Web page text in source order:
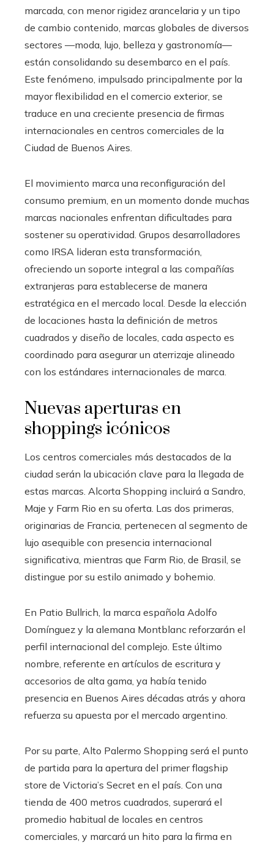
marcada, con menor rigidez arancelaria y un tipo
de cambio contenido, marcas globales de diversos
sectores —moda, lujo, belleza y gastronomía—
están consolidando su desembarco en el país.
Este fenómeno, impulsado principalmente por la
mayor flexibilidad en el comercio exterior, se
traduce en una creciente presencia de firmas
internacionales en centros comerciales de la
Ciudad de Buenos Aires.
El movimiento marca una reconfiguración del
consumo premium, en un momento donde muchas
marcas nacionales enfrentan dificultades para
sostener su operatividad. Grupos desarrolladores
como IRSA lideran esta transformación,
ofreciendo un soporte integral a las compañías
extranjeras para establecerse de manera
estratégica en el mercado local. Desde la elección
de locaciones hasta la definición de metros
cuadrados y diseño de locales, cada aspecto es
coordinado para asegurar un aterrizaje alineado
con los estándares internacionales de marca.
Nuevas aperturas en
shoppings icónicos
Los centros comerciales más destacados de la
ciudad serán la ubicación clave para la llegada de
estas marcas. Alcorta Shopping incluirá a Sandro,
Maje y Farm Rio en su oferta. Las dos primeras,
originarias de Francia, pertenecen al segmento de
lujo asequible con presencia internacional
significativa, mientras que Farm Rio, de Brasil, se
distingue por su estilo animado y bohemio.
En Patio Bullrich, la marca española Adolfo
Domínguez y la alemana Montblanc reforzarán el
perfil internacional del complejo. Este último
nombre, referente en artículos de escritura y
accesorios de alta gama, ya había tenido
presencia en Buenos Aires décadas atrás y ahora
refuerza su apuesta por el mercado argentino.
Por su parte, Alto Palermo Shopping será el punto
de partida para la apertura del primer flagship
store de Victoria’s Secret en el país. Con una
tienda de 400 metros cuadrados, superará el
promedio habitual de locales en centros
comerciales, y marcará un hito para la firma en